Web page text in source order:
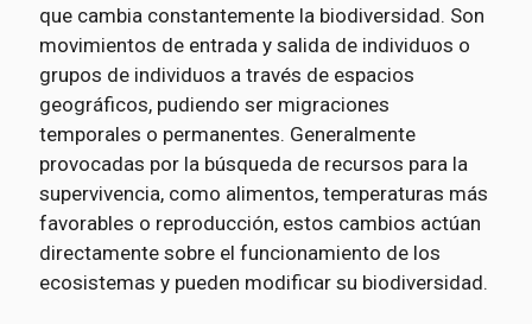
que cambia constantemente la biodiversidad. Son
movimientos de entrada y salida de individuos o
grupos de individuos a través de espacios
geográficos, pudiendo ser migraciones
temporales o permanentes. Generalmente
provocadas por la búsqueda de recursos para la
supervivencia, como alimentos, temperaturas más
favorables o reproducción, estos cambios actúan
directamente sobre el funcionamiento de los
ecosistemas y pueden modificar su biodiversidad.